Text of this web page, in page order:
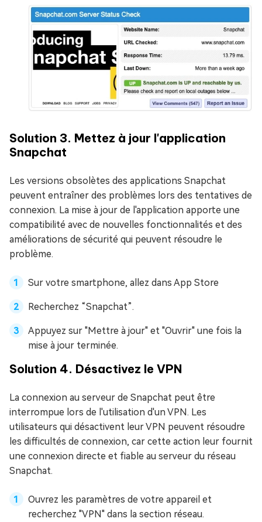
Solution 3. Mettez à jour l'application
Snapchat
Les versions obsolètes des applications Snapchat
peuvent entraîner des problèmes lors des tentatives de
connexion. La mise à jour de l'application apporte une
compatibilité avec de nouvelles fonctionnalités et des
améliorations de sécurité qui peuvent résoudre le
problème.
Sur votre smartphone, allez dans App Store
Recherchez “Snapchat”.
Appuyez sur "Mettre à jour" et "Ouvrir" une fois la
mise à jour terminée.
Solution 4. Désactivez le VPN
La connexion au serveur de Snapchat peut être
interrompue lors de l'utilisation d'un VPN. Les
utilisateurs qui désactivent leur VPN peuvent résoudre
les difficultés de connexion, car cette action leur fournit
une connexion directe et fiable au serveur du réseau
Snapchat.
Ouvrez les paramètres de votre appareil et
recherchez "VPN" dans la section réseau.